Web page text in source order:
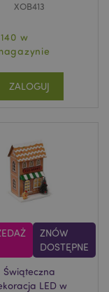
XOB413
w
ZALOGUJ
ZNÓW
DOSTĘPNE
Świąteczna
LED w